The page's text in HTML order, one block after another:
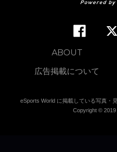
ABOUT
広告掲載について
eSports World に掲載している写真・
Copyright © 2019